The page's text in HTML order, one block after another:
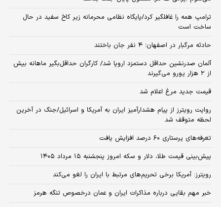
ترامپ همه را غافلگیر کرد/پایگاه نظامی محرمانه زیر کاخ سفید در حال
ساخت است
حادثه مرگبار در اصفهان؛ ۴ نفر جان باختند
آلمان صدرنشین حداقل دستمزد اروپا شد/ کارگران حداقل‌بگیر ماهانه بیش
از ۲ هزار یورو می‌گیرند
قیمت جدید مرغ اعلام شد
روایت رویترز از پیام هشدارآمیز ایران به آمریکا و اسرائیل/جنگ در آخرین
لحظه متوقف شد
تعرفه‌های پرستاری ۶۰ درصد افزایش یافت
پیش‌بینی قیمت طلا، دلار و سکه امروز پنجشنبه ۱۵ مرداد ۱۴۰۵
رویترز: آمریکا برخی تحریم‌های مرتبط با ایران را لغو می‌کند
خبر مهم بقایی درباره مذاکرات ایران و عمان درخصوص تنگه هرمز